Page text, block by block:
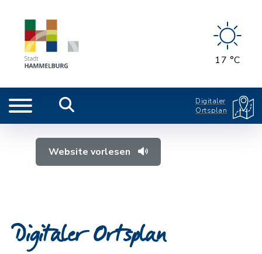
17 °C
Digitaler
Ortsplan
Website vorlesen
Digitaler Ortsplan